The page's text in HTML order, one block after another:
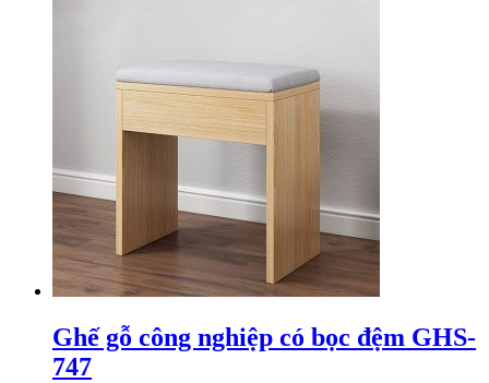
Ghế gỗ công nghiệp có bọc đệm GHS-
747